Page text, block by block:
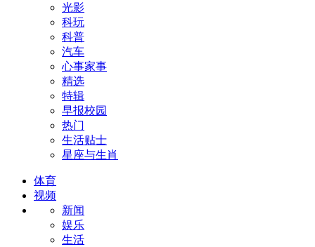
光影
科玩
科普
汽车
心事家事
精选
特辑
早报校园
热门
生活贴士
星座与生肖
体育
视频
新闻
娱乐
生活